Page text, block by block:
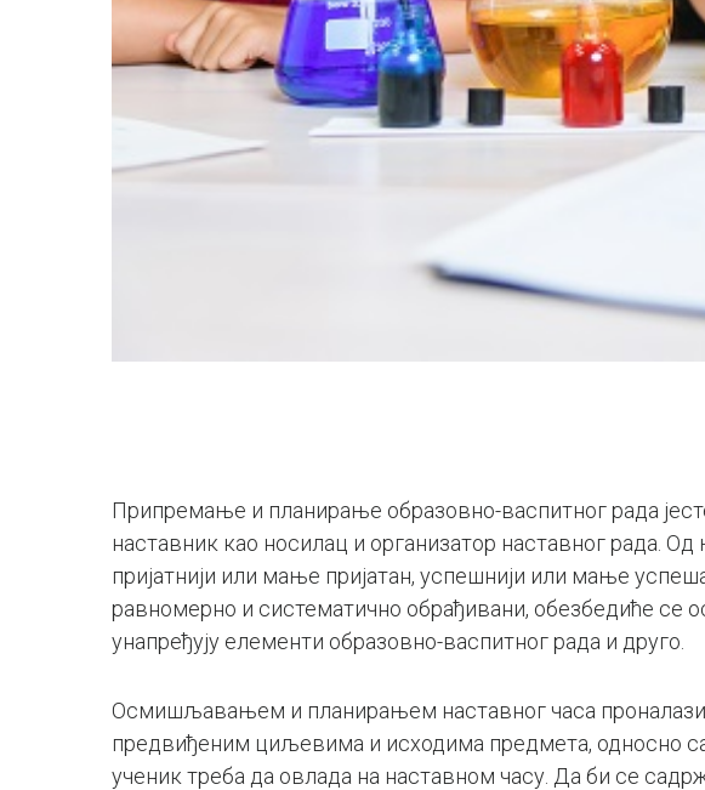
Припремање и планирање образовно-васпитног рада
наставник као носилац и организатор наставног рада.
пријатнији или мање пријатан, успешнији или мање
равномерно и систематично обрађивани, обезбедиће
унапређују елементи образовно-васпитног рада и друго.
Осмишљавањем и планирањем наставног часа проналази
предвиђеним циљевима и исходима предмета, односно
ученик треба да овлада на наставном часу. Да би се